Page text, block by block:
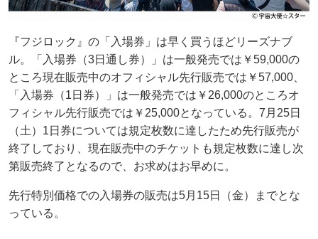
『フジロック』の「入場券」は早く買うほどリーズナブ
ル。「入場券（3日通し券）」は一般発売では￥59,000の
ところ現在販売中のオフィシャル先行販売では￥57,000、
「入場券（1日券）」は一般発売では￥26,000のところオ
フィシャル先行販売では￥25,000となっている。7月25日
（土）1日券については規定枚数に達したため先行販売が
終了しており、現在販売中のチケットも規定枚数に達し次
第販売終了となるので、お求めはお早めに。
先行特別価格での入場券の販売は5月15日（金）までとな
っている。